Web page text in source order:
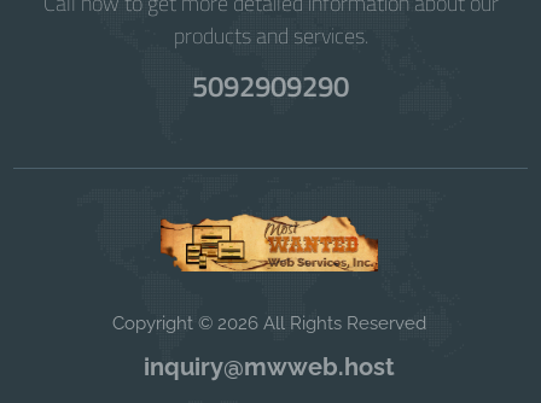
products and services.
5092909290
Copyright © 2026 All Rights Reserved
inquiry@mwweb.host